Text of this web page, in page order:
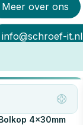
Meer over ons
info@schroef-it.nl
4x30mm